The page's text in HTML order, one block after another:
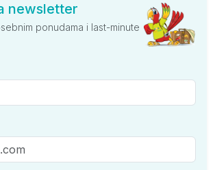
newsletter
ponudama i last-minute